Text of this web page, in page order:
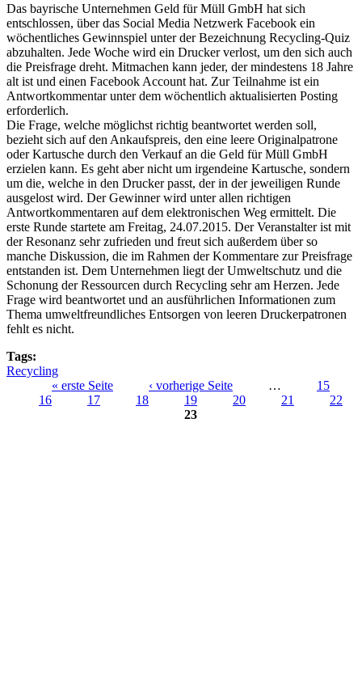
Das bayrische Unternehmen Geld für Müll GmbH hat sich
entschlossen, über das Social Media Netzwerk Facebook ein
wöchentliches Gewinnspiel unter der Bezeichnung Recycling-Quiz
abzuhalten. Jede Woche wird ein Drucker verlost, um den sich auch
die Preisfrage dreht. Mitmachen kann jeder, der mindestens 18 Jahre
alt ist und einen Facebook Account hat. Zur Teilnahme ist ein
Antwortkommentar unter dem wöchentlich aktualisierten Posting
erforderlich.
Die Frage, welche möglichst richtig beantwortet werden soll,
bezieht sich auf den Ankaufspreis, den eine leere Originalpatrone
oder Kartusche durch den Verkauf an die Geld für Müll GmbH
erzielen kann. Es geht aber nicht um irgendeine Kartusche, sondern
um die, welche in den Drucker passt, der in der jeweiligen Runde
ausgelost wird. Der Gewinner wird unter allen richtigen
Antwortkommentaren auf dem elektronischen Weg ermittelt. Die
erste Runde startete am Freitag, 24.07.2015. Der Veranstalter ist mit
der Resonanz sehr zufrieden und freut sich außerdem über so
manche Diskussion, die im Rahmen der Kommentare zur Preisfrage
entstanden ist. Dem Unternehmen liegt der Umweltschutz und die
Schonung der Ressourcen durch Recycling sehr am Herzen. Jede
Frage wird beantwortet und an ausführlichen Informationen zum
Thema umweltfreundliches Entsorgen von leeren Druckerpatronen
fehlt es nicht.
Tags:
Recycling
Seiten
« erste Seite ‹ vorherige Seite …
15
16
17 18 19 20 21
22
23